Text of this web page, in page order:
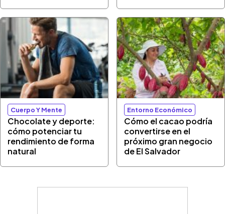
Cuerpo Y Mente
Chocolate y deporte:
cómo potenciar tu
rendimiento de forma
natural
Entorno Económico
Cómo el cacao podría
convertirse en el
próximo gran negocio
de El Salvador